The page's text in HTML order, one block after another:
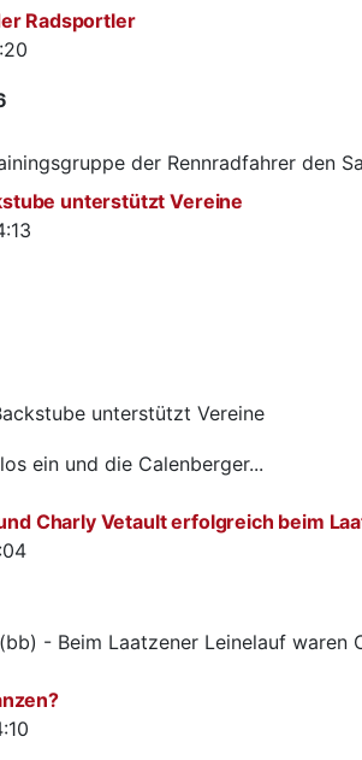
Radsportler
der Rennradfahrer den
unterstützt Vereine
unterstützt Vereine
ein und die Calenberger...
Charly Vetault erfolgreich beim
- Beim Laatzener Leinelauf waren